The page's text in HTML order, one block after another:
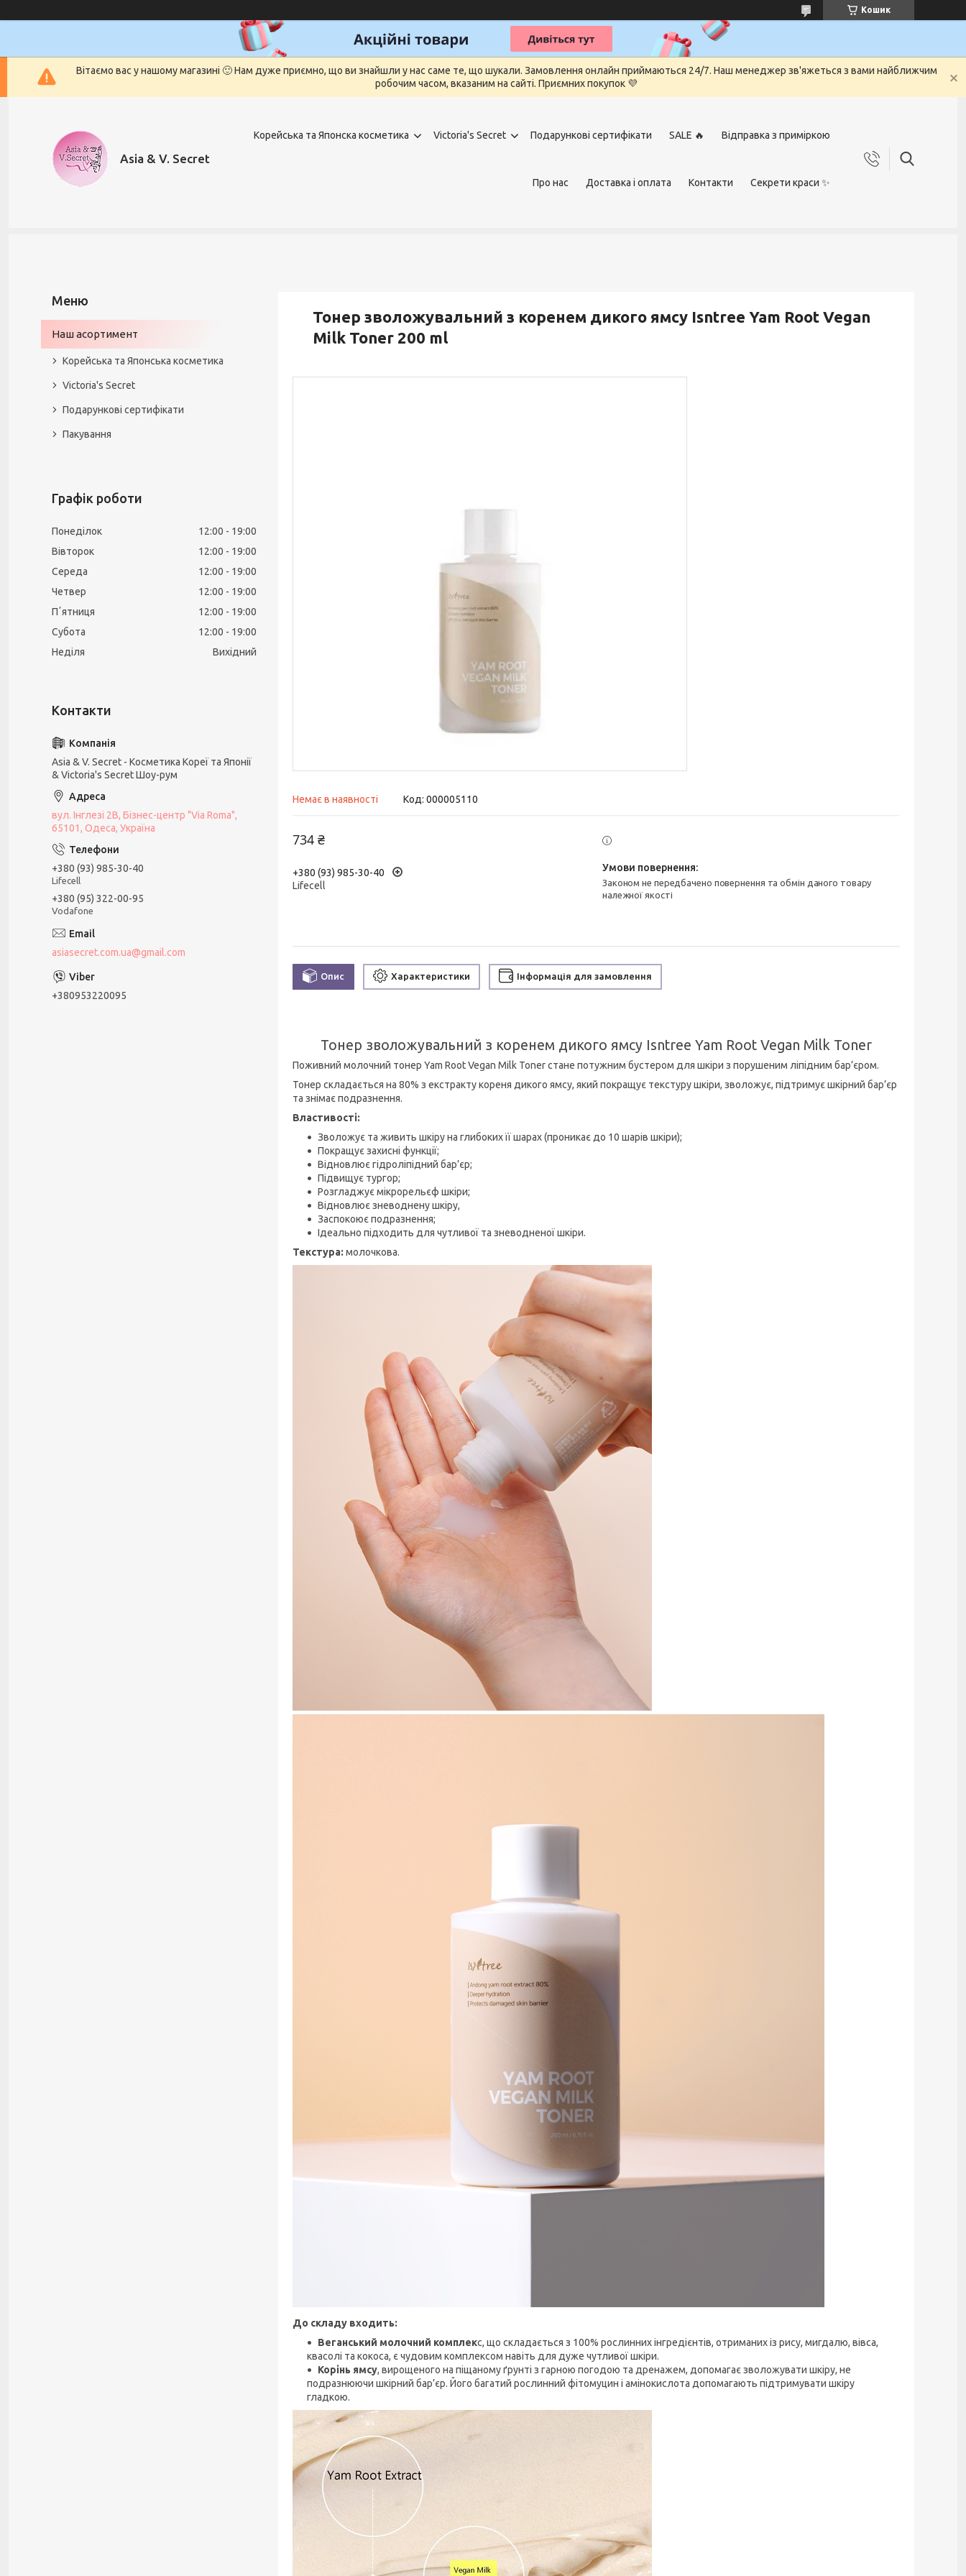
Кошик
Вітаємо вас у нашому магазині 🙂 Нам дуже приємно, що ви знайшли у нас саме те, що шукали. Замовлення онлайн приймаються 24/7. Наш менеджер зв'яжеться з вами найближчим
робочим часом, вказаним на сайті. Приємних покупок 💜
Asia & V. Secret
Корейська та Японска косметика Victoria's Secret Подарункові сертифікати SALE 🔥 Відправка з приміркою
Про нас Доставка і оплата Контакти Секрети краси ✨
Тонер зволожувальний з коренем дикого ямсу Isntree Yam Root Vegan
Milk Toner 200 ml
Немає в наявності Код: 000005110
734 ₴
+380 (93) 985-30-40
Lifecell
Законом не передбачено повернення та обмін даного товару
належної якості
Опис Характеристики Інформація для замовлення
Тонер зволожувальний з коренем дикого ямсу Isntree Yam Root Vegan Milk Toner
Поживний молочний тонер Yam Root Vegan Milk Toner стане потужним бустером для шкіри з порушеним ліпідним бар’єром.
Тонер складається на 80% з екстракту кореня дикого ямсу, який покращує текстуру шкіри, зволожує, підтримує шкірний бар’єр
та знімає подразнення.
Властивості:
Зволожує та живить шкіру на глибоких її шарах (проникає до 10 шарів шкіри);
Покращує захисні функції;
Відновлює гідроліпідний бар’єр;
Підвищує тургор;
Розгладжує мікрорельєф шкіри;
Відновлює зневоднену шкіру,
Заспокоює подразнення;
Ідеально підходить для чутливої та зневодненої шкіри.
Текстура: молочкова.
До складу входить:
Веганський молочний комплекс, що складається з 100% рослинних інгредієнтів, отриманих із рису, мигдалю, вівса,
квасолі та кокоса, є чудовим комплексом навіть для дуже чутливої шкіри.
Корінь ямсу, вирощеного на піщаному ґрунті з гарною погодою та дренажем, допомагає зволожувати шкіру, не
подразнюючи шкірний бар’єр. Його багатий рослинний фітомуцин і амінокислота допомагають підтримувати шкіру
гладкою.
Наш асортимент
Корейська та Японська косметика
Victoria's Secret
Подарункові сертифікати
Пакування
Графік роботи
Понеділок 12:00
19:00
Вівторок
12:00
19:00
Середа
12:00
19:00
Четвер
12:00
19:00
Пʼятниця
12:00
19:00
Субота
12:00
19:00
Неділя
Вихідний
Asia & V. Secret - Косметика Кореї та Японії
& Victoria's Secret Шоу-рум
вул. Інглезі 2В, Бізнес-центр "Via Roma",
65101, Одеса, Україна
+380 (93) 985-30-40
Lifecell
+380 (95) 322-00-95
Vodafone
asiasecret.com.ua@gmail.com
+380953220095